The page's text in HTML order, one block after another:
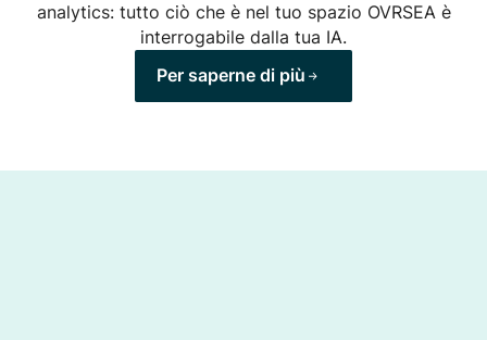
analytics: tutto ciò che è nel tuo spazio OVRSEA è
interrogabile dalla tua IA.
Per saperne di più